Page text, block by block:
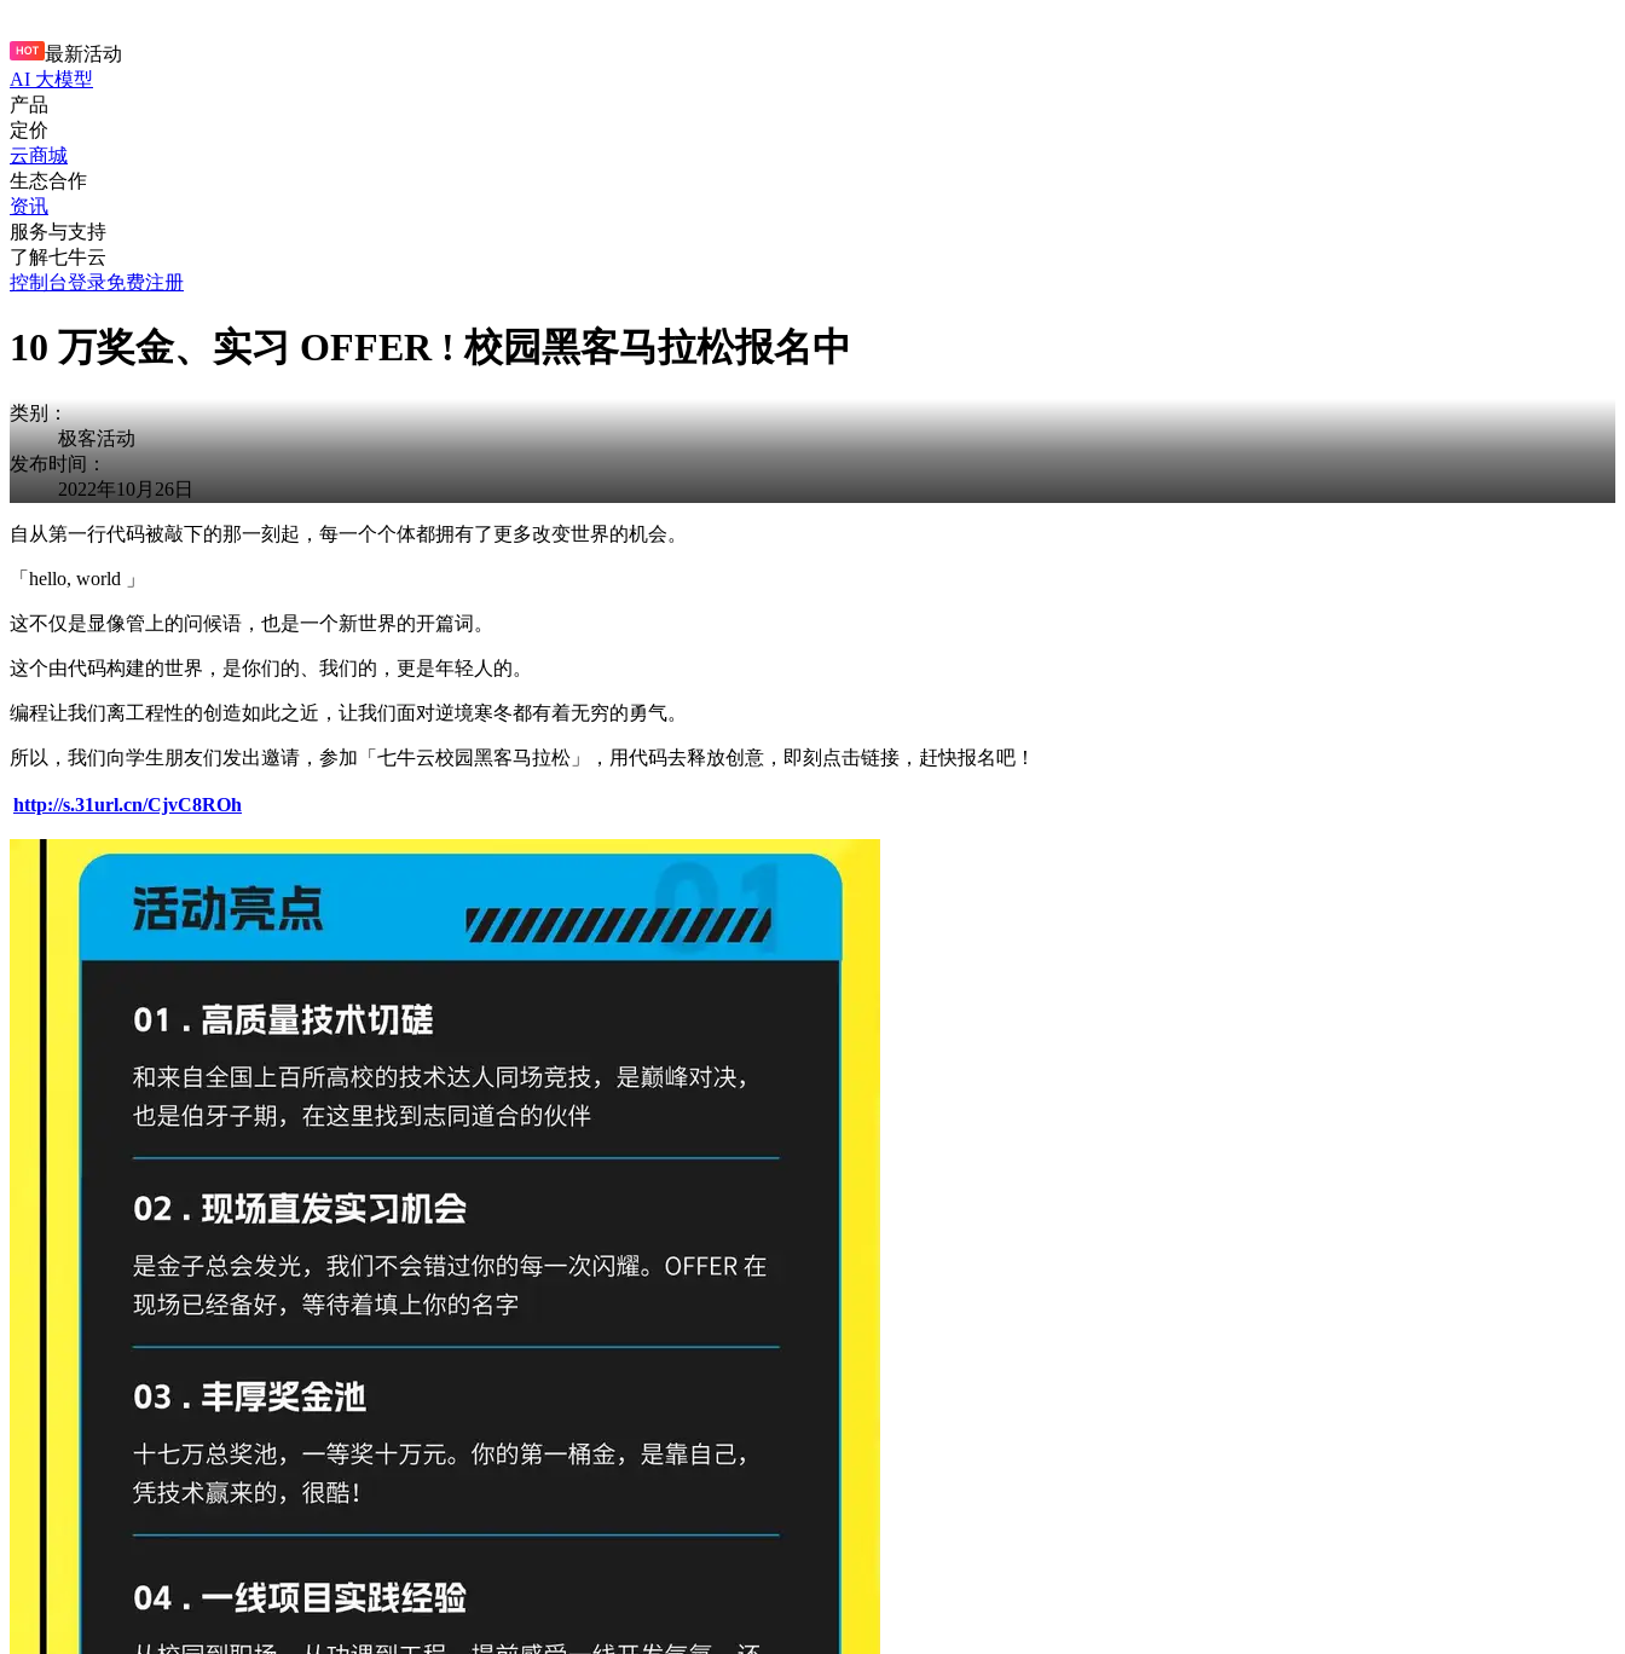
最新活动
AI 大模型
产品
定价
云商城
生态合作
资讯
服务与支持
了解七牛云
控制台登录免费注册
10 万奖金、实习 OFFER ! 校园黑客马拉松报名中
类别：
极客活动
发布时间：
2022年10月26日
自从第一行代码被敲下的那一刻起，每一个个体都拥有了更多改变世界的机会。
「hello, world 」
这不仅是显像管上的问候语，也是一个新世界的开篇词。
这个由代码构建的世界，是你们的、我们的，更是年轻人的。
编程让我们离工程性的创造如此之近，让我们面对逆境寒冬都有着无穷的勇气。
所以，我们向学生朋友们发出邀请，参加「七牛云校园黑客马拉松」，用代码去释放创意，即刻点击链接，赶快报名吧！
http://s.31url.cn/CjvC8ROh